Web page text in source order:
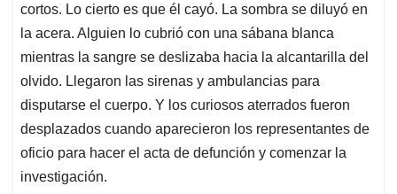
cortos. Lo cierto es que él cayó. La sombra se diluyó en
la acera. Alguien lo cubrió con una sábana blanca
mientras la sangre se deslizaba hacia la alcantarilla del
olvido. Llegaron las sirenas y ambulancias para
disputarse el cuerpo. Y los curiosos aterrados fueron
desplazados cuando aparecieron los representantes de
oficio para hacer el acta de defunción y comenzar la
investigación.